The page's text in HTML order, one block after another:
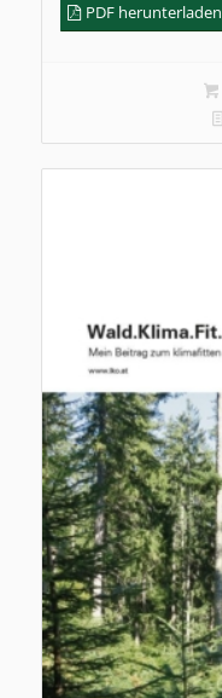
PDF herunterladen